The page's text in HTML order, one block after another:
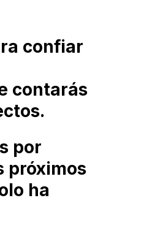
confiar
contarás
por
próximos
ha